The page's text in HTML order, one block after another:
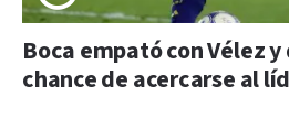
Boca empató con Vélez
chance de acercarse al